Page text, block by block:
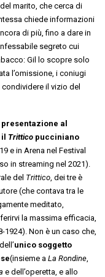
marito, che cerca di
chiede informazioni
di più, fino a dare in
segreto cui
Gil lo scopre solo
l’omissione, i coniugi
il vizio del
presentazione al
Trittico pucciniano
e in Arena nel Festival
in streaming nel 2021).
del Trittico , dei tre è
(che contava tra le
meditato,
la massima efficacia,
Non è un caso che,
unico soggetto
(insieme aLa Rondine
e dell’operetta, e allo